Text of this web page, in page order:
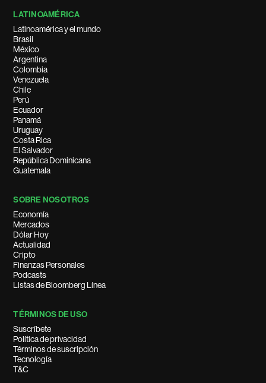
LATINOAMÉRICA
Latinoamérica y el mundo
Brasil
México
Argentina
Colombia
Venezuela
Chile
Perú
Ecuador
Panamá
Uruguay
Costa Rica
El Salvador
República Dominicana
Guatemala
SOBRE NOSOTROS
Economía
Mercados
Dólar Hoy
Actualidad
Cripto
Finanzas Personales
Podcasts
Listas de Bloomberg Línea
TÉRMINOS DE USO
Suscríbete
Política de privacidad
Términos de suscripción
Tecnología
T&C